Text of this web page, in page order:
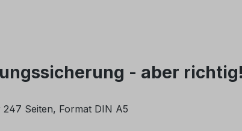
- aber
Seiten, Format DIN A5